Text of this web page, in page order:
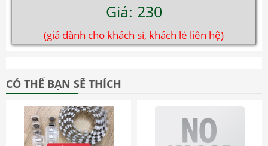
Giá: 230
(giá dành cho khách sỉ, khách lẻ liên hệ)
CÓ THỂ BẠN SẼ THÍCH